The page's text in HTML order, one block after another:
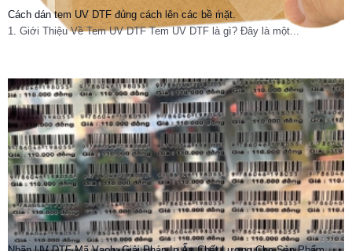
Cách dán tem UV DTF đúng cách lên các bề mặt.
1. Giới Thiệu Về Tem UV DTF Tem UV DTF là gì? Đây là một...